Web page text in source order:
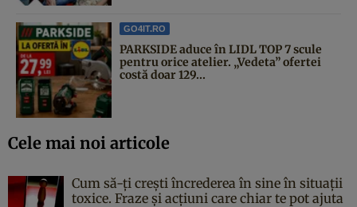
GO4IT.RO
PARKSIDE aduce în LIDL TOP 7 scule
pentru orice atelier. „Vedeta” ofertei
costă doar 129...
Cele mai noi articole
Cum să-ți crești încrederea în sine în situații
toxice. Fraze și acțiuni care chiar te pot ajuta